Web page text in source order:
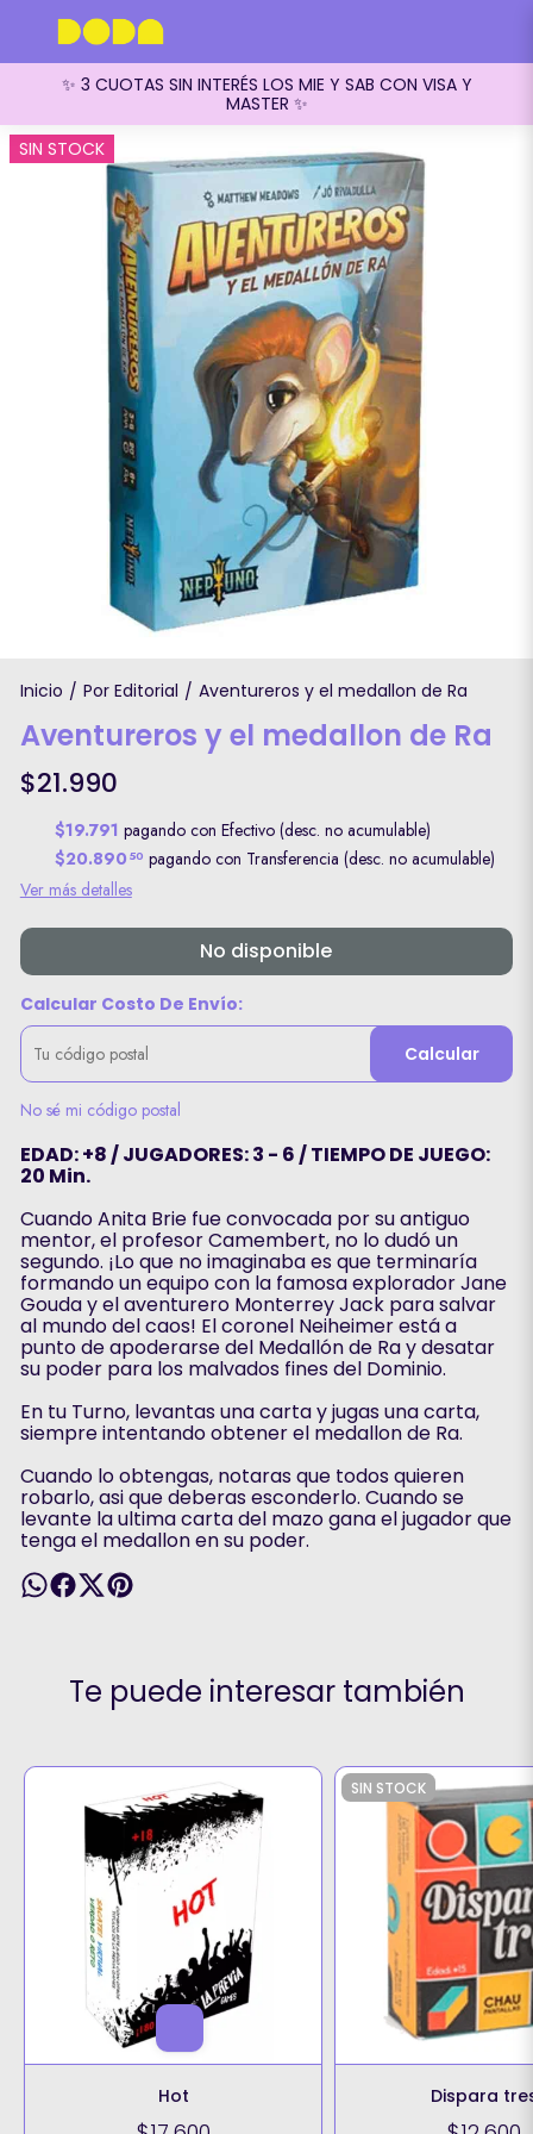
✨ 3 CUOTAS SIN INTERÉS LOS MIE Y SAB CON VISA Y
MASTER ✨
SIN STOCK
Inicio / Por Editorial / Aventureros y el medallon de Ra
Aventureros y el medallon de Ra
$21.990
$19.791 pagando con Efectivo (desc. no acumulable)
$20.890 50 pagando con Transferencia (desc. no acumulable)
Ver más detalles
No disponible
Calcular Costo De Envío:
Calcular
No sé mi código postal
EDAD: +8 / JUGADORES: 3 - 6 / TIEMPO DE JUEGO:
20 Min.
Cuando Anita Brie fue convocada por su antiguo
mentor, el profesor Camembert, no lo dudó un
segundo. ¡Lo que no imaginaba es que terminaría
formando un equipo con la famosa explorador Jane
Gouda y el aventurero Monterrey Jack para salvar
al mundo del caos! El coronel Neiheimer está a
punto de apoderarse del Medallón de Ra y desatar
su poder para los malvados fines del Dominio.
En tu Turno, levantas una carta y jugas una carta,
siempre intentando obtener el medallon de Ra.
Cuando lo obtengas, notaras que todos quieren
robarlo, asi que deberas esconderlo. Cuando se
levante la ultima carta del mazo gana el jugador que
tenga el medallon en su poder.
Te puede interesar también
Hot
SIN STOCK
Dispara